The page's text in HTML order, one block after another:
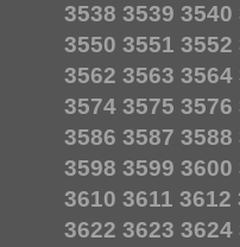
3538 3539 3540
3550 3551 3552
3562 3563 3564
3574 3575 3576
3586 3587 3588
3598 3599 3600
3610 3611 3612
3622 3623 3624